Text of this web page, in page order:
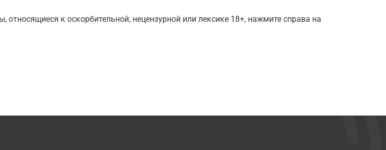
к оскорбительной, нецензурной или лексике 18+, нажмите справа на